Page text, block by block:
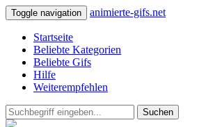
Toggle navigation animierte-gifs.net
Startseite
Beliebte Kategorien
Beliebte Gifs
Hilfe
Weiterempfehlen
Suchen